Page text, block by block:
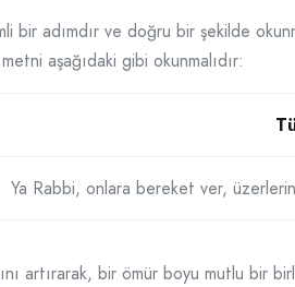
bir adımdır ve doğru bir şekilde
aşağıdaki gibi okunmalıdır:
Ya Rabbi, onlara bereket ver,
artırarak, bir ömür boyu mutlu bir